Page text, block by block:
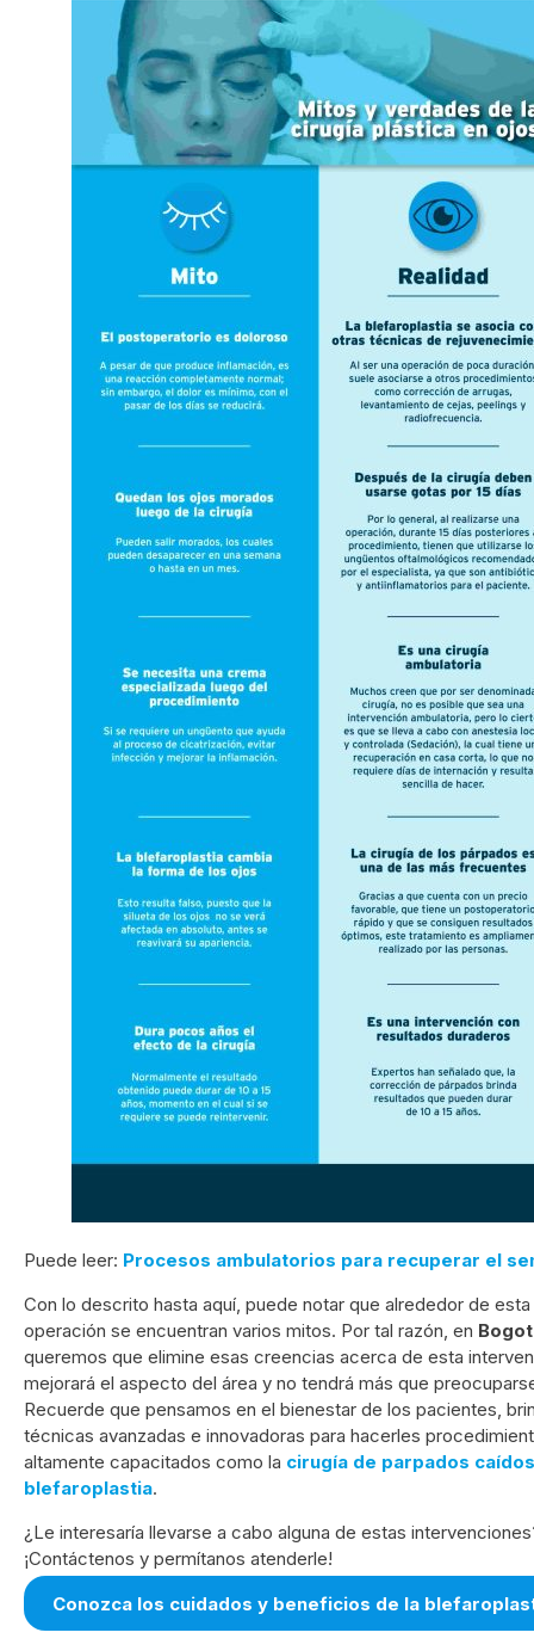
Puede leer: Procesos ambulatorios para recuperar el
Con lo descrito hasta aquí, puede notar que alrededor de esta
operación se encuentran varios mitos. Por tal razón, en
queremos que elimine esas creencias acerca de esta
mejorará el aspecto del área y no tendrá más que
Recuerde que pensamos en el bienestar de los pacientes,
técnicas avanzadas e innovadoras para hacerles
altamente capacitados como la cirugía de parpados caídos
blefaroplastia.
¿Le interesaría llevarse a cabo alguna de estas
¡Contáctenos y permítanos atenderle!
Conozca los cuidados y beneficios de la